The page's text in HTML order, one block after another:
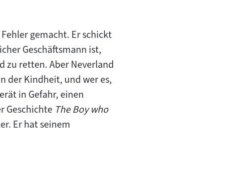
gemacht. Er schickt
Geschäftsmann ist,
zu retten. Aber Neverland
der Kindheit, und wer es,
in Gefahr, einen
Geschichte The Boy who
Er hat seinem